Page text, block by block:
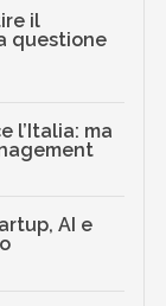
il
questione
l’Italia: ma
AI e